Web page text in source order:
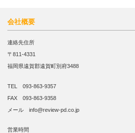
会社概要
連絡先住所
〒811-4331
福岡県遠賀郡遠賀町別府3488
TEL 093-863-9357
FAX 093-863-9358
メール info@review-pd.co.jp
営業時間